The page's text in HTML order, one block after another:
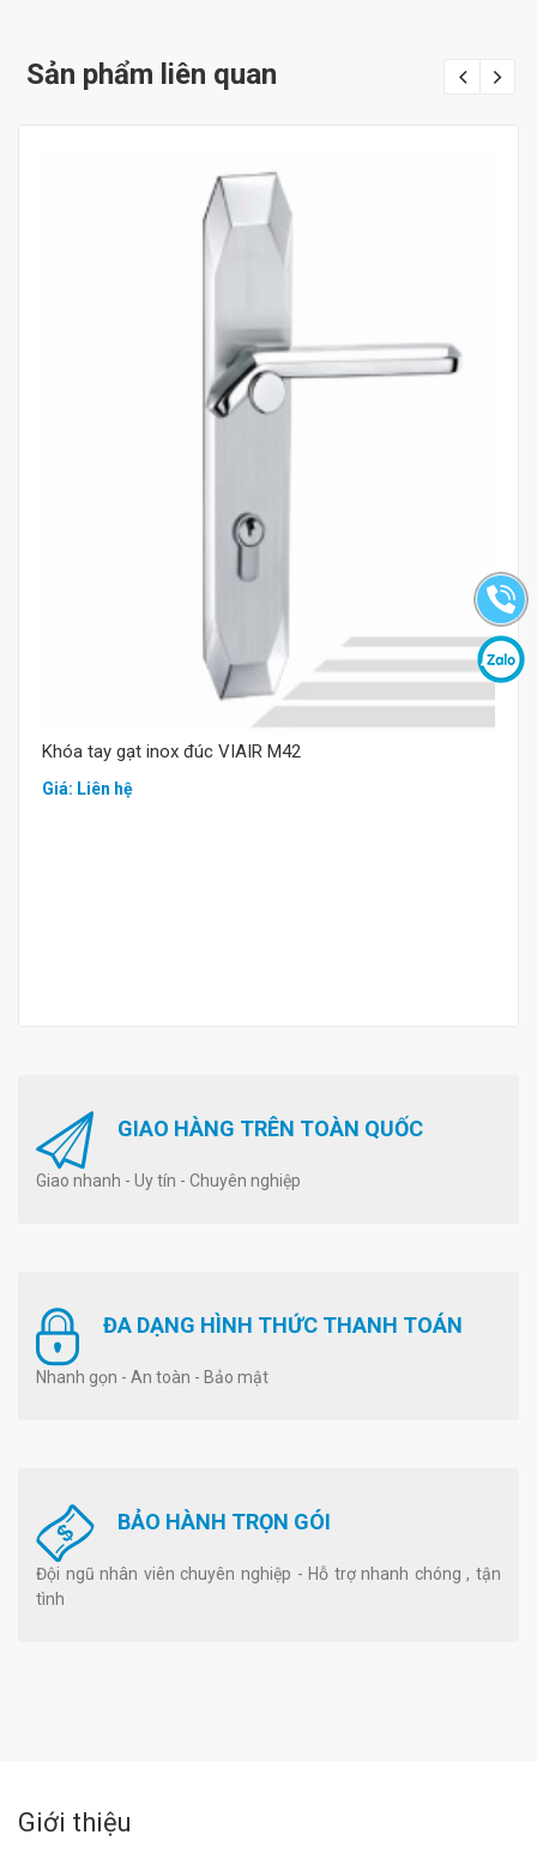
Sản phẩm liên quan
Khóa tay gạt inox đúc VIAIR M42
Giá: Liên hệ
GIAO HÀNG TRÊN TOÀN QUỐC
Giao nhanh - Uy tín - Chuyên nghiệp
ĐA DẠNG HÌNH THỨC THANH TOÁN
Nhanh gọn - An toàn - Bảo mật
BẢO HÀNH TRỌN GÓI
Đội ngũ nhân viên chuyên nghiệp - Hỗ trợ nhanh chóng , tận
tình
Giới thiệu